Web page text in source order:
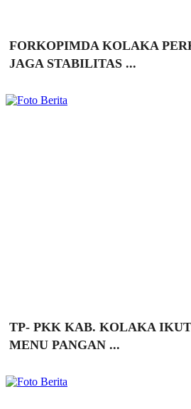
FORKOPIMDA KOLAKA
JAGA STABILITAS ...
TP- PKK KAB. KOLAKA
MENU PANGAN ...